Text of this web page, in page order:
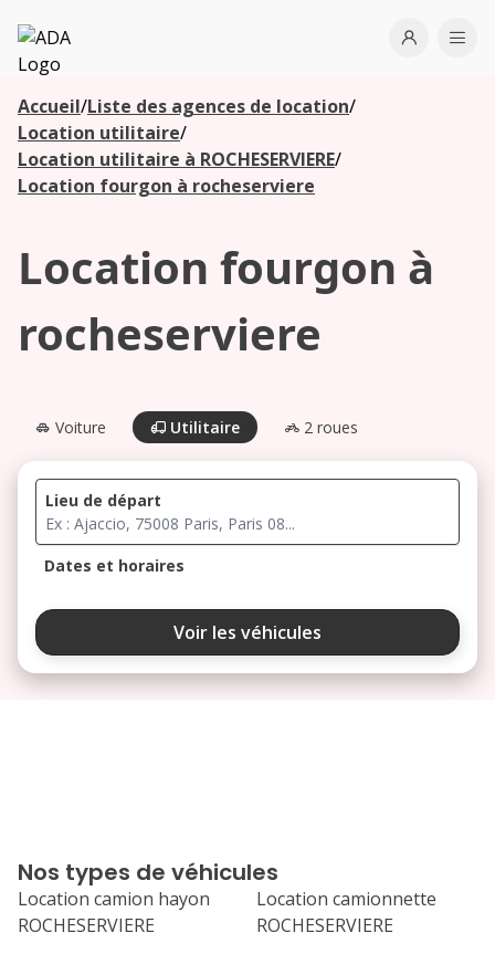
ADA
Open
Accueil/Liste des agences de location/
Location utilitaire/
Location utilitaire à ROCHESERVIERE/
Location fourgon à rocheserviere
Location fourgon à
rocheserviere
Voiture Utilitaire 2 roues
Lieu de départ
Dates et horaires
août 2026
ma me
24 25 26
31
Voir les véhicules
Nos types de véhicules
Location camion hayon
ROCHESERVIERE
Location camionnette
ROCHESERVIERE
Les
agences à
proximité
Commencez
votre
recherche
pour voir les